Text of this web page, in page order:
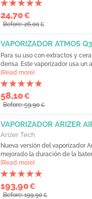
24,70€
Before: 26,00€
VAPORIZADOR ATMOS Q3
Para su uso con extractos y
densa. Este vaporizador usa un
[Read more]
58,10€
Before: 59,90€
VAPORIZADOR ARIZER
Arizer Tech
Nueva versión del vaporizador
mejorado la duración de la
[Read more]
193,90€
Before: 199,90€